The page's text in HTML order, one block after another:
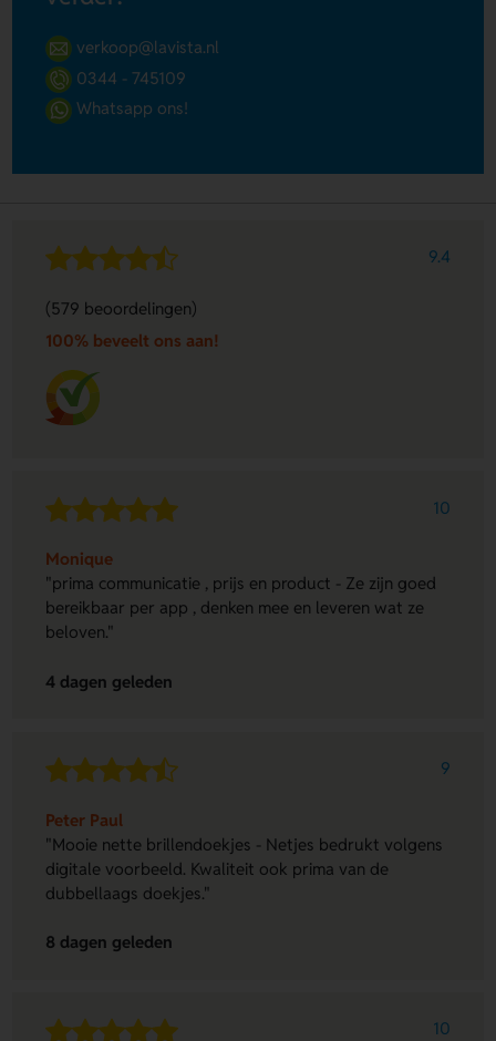
verkoop@lavista.nl
0344 - 745109
Whatsapp ons!
9.4
(579 beoordelingen)
100% beveelt ons aan!
10
Monique
"prima communicatie , prijs en product - Ze zijn goed
bereikbaar per app , denken mee en leveren wat ze
beloven."
4 dagen geleden
9
Peter Paul
"Mooie nette brillendoekjes - Netjes bedrukt volgens
digitale voorbeeld. Kwaliteit ook prima van de
dubbellaags doekjes."
8 dagen geleden
10